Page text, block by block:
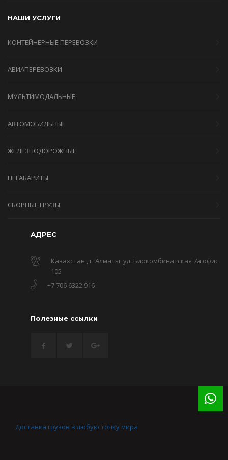
НАШИ УСЛУГИ
КОНТЕЙНЕРНЫЕ ПЕРЕВОЗКИ
АВИАПЕРЕВОЗКИ
МУЛЬТИМОДАЛЬНЫЕ
АВТОМОБИЛЬНЫЕ
ЖЕЛЕЗНОДОРОЖНЫЕ
НЕГАБАРИТЫ
СБОРНЫЕ ГРУЗЫ
АДРЕС
Казахстан , г. Алматы, ул. Биокомбинатская 7а офис
105
+7 706 6322 916
Полезные ссылки
Доставка грузов в любую точку мира